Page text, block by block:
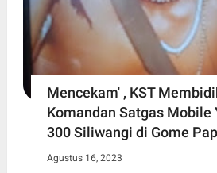
Mencekam' , KST
Komandan Satgas Mobile
300 Siliwangi di Gome
Agustus 16, 2023